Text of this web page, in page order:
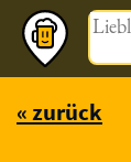
« zurück